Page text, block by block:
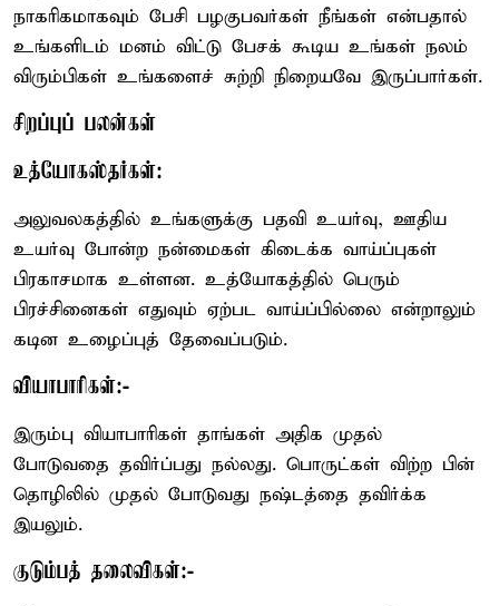
நாகரிகமாகவும் பேசி பழகுபவர்கள் நீங்கள் என்பதால்
உங்களிடம் மனம் விட்டு பேசக் கூடிய உங்கள் நலம்
விரும்பிகள் உங்களைச் சுற்றி நிறையவே இருப்பார்கள்.
சிறப்புப் பலன்கள்
உத்யோகஸ்தர்கள்:
அலுவலகத்தில் உங்களுக்கு பதவி உயர்வு, ஊதிய
உயர்வு போன்ற நன்மைகள் கிடைக்க வாய்ப்புகள்
பிரகாசமாக உள்ளன. உத்யோகத்தில் பெரும்
பிரச்சினைகள் எதுவும் ஏற்பட வாய்ப்பில்லை என்றாலும்
கடின உழைப்புத் தேவைப்படும்.
வியாபாரிகள்:-
இரும்பு வியாபாரிகள் தாங்கள் அதிக முதல்
போடுவதை தவிர்ப்பது நல்லது. பொருட்கள் விற்ற பின்
தொழிலில் முதல் போடுவது நஷ்டத்தை தவிர்க்க
இயலும்.
குடும்பத் தலைவிகள்:-